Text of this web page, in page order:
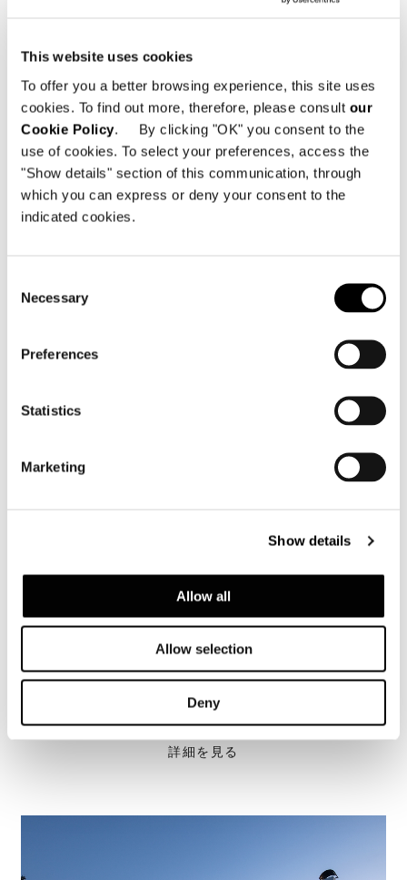
This website uses cookies
To offer you a better browsing experience, this site uses
cookies. To find out more, therefore, please consult our
Cookie Policy. By clicking "OK" you consent to the
use of cookies. To select your preferences, access the
"Show details" section of this communication, through
which you can express or deny your consent to the
indicated cookies.
Selection
Necessary
Preferences
Statistics
Marketing
Show details
Allow all
Allow selection
Deny
Valencia, house among the pines
詳細を見る